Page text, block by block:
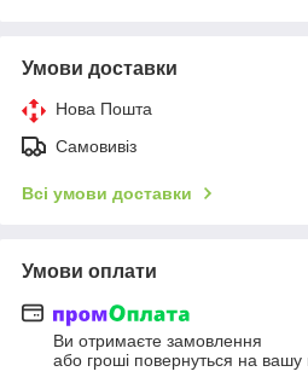
Умови доставки
Нова Пошта
Самовивіз
Всі умови доставки
Умови оплати
Ви отримаєте замовлення
або гроші повернуться на вашу